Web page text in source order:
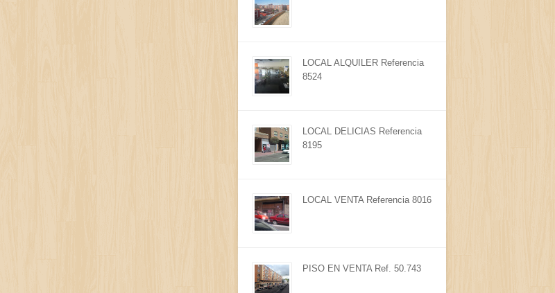
LOCAL ALQUILER Referencia
8524
LOCAL DELICIAS Referencia
8195
LOCAL VENTA Referencia 8016
PISO EN VENTA Ref. 50.743